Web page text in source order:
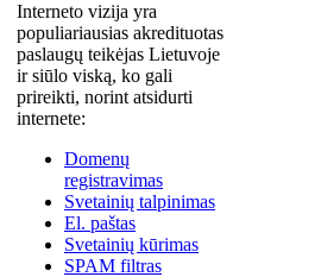
Interneto vizija yra
populiariausias akredituotas
paslaugų teikėjas Lietuvoje
ir siūlo viską, ko gali
prireikti, norint atsidurti
internete:
Domenų
registravimas
Svetainių talpinimas
El. paštas
Svetainių kūrimas
SPAM filtras